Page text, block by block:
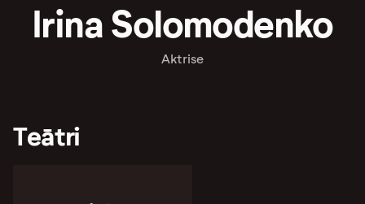
Irina Solomodenko
Aktrise
Teātri